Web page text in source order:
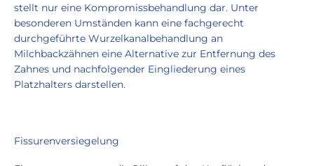
stellt nur eine Kompromissbehandlung dar. Unter
besonderen Umständen kann eine fachgerecht
durchgeführte Wurzelkanalbehandlung an
Milchbackzähnen eine Alternative zur Entfernung des
Zahnes und nachfolgender Eingliederung eines
Platzhalters darstellen.
Fissurenversiegelung